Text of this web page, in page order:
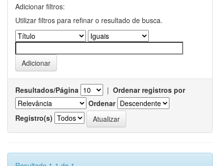
Adicionar filtros:
Utilizar filtros para refinar o resultado de busca.
Resultados/Página | Ordenar registros por
Ordenar
Registro(s)